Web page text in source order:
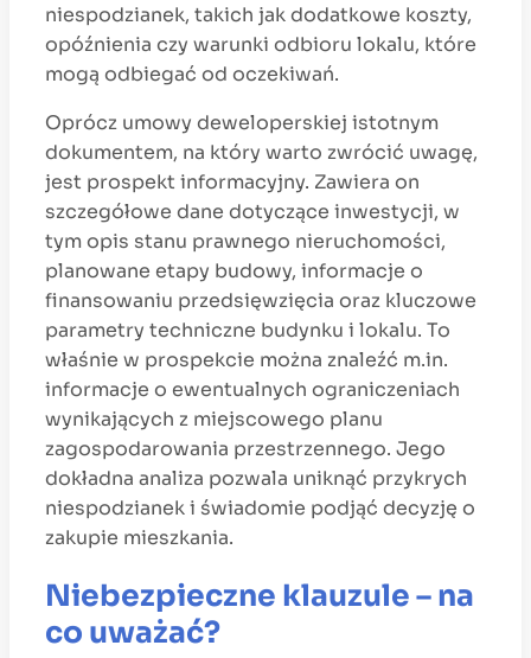
niespodzianek, takich jak dodatkowe koszty,
opóźnienia czy warunki odbioru lokalu, które
mogą odbiegać od oczekiwań.
Oprócz umowy deweloperskiej istotnym
dokumentem, na który warto zwrócić uwagę,
jest prospekt informacyjny. Zawiera on
szczegółowe dane dotyczące inwestycji, w
tym opis stanu prawnego nieruchomości,
planowane etapy budowy, informacje o
finansowaniu przedsięwzięcia oraz kluczowe
parametry techniczne budynku i lokalu. To
właśnie w prospekcie można znaleźć m.in.
informacje o ewentualnych ograniczeniach
wynikających z miejscowego planu
zagospodarowania przestrzennego. Jego
dokładna analiza pozwala uniknąć przykrych
niespodzianek i świadomie podjąć decyzję o
zakupie mieszkania.
Niebezpieczne klauzule – na
co uważać?